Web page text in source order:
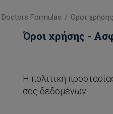
Doctors Formulas / Όροι
Όροι χρήσης -
Η πολιτική
σας δεδομένων